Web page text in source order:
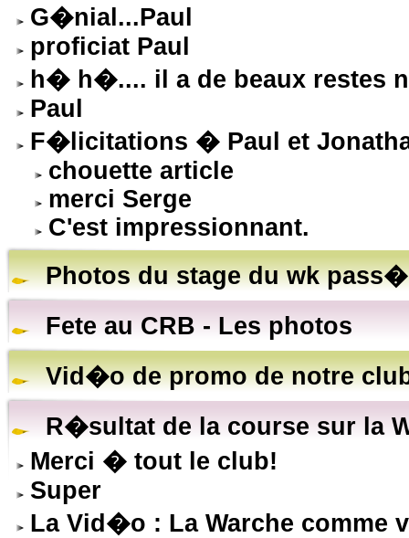
G�nial...Paul
proficiat Paul
h� h�.... il a de beaux restes
Paul
F�licitations � Paul et
chouette article
merci Serge
C'est impressionnant.
Photos du stage du wk pass�
Fete au CRB - Les photos
Vid�o de promo de notre
R�sultat de la course sur la
Merci � tout le club!
Super
La Vid�o : La Warche comme